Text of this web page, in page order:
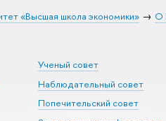
«Высшая школа экономики» О
Ученый совет
Наблюдательный совет
Попечительский совет